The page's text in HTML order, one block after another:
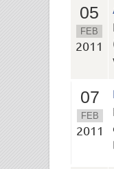
05
FEB
2011
07
FEB
2011